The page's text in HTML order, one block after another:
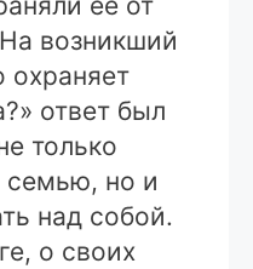
возникший
охраняет
ответ был
только
семью, но и
над собой.
о своих